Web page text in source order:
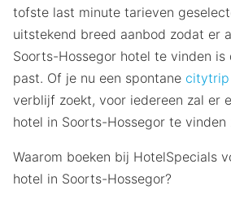
tofste last minute tarieven
uitstekend breed aanbod zodat er
Soorts-Hossegor hotel te vinden is
past. Of je nu een spontane citytrip
verblijf zoekt, voor iedereen zal er
hotel in Soorts-Hossegor te vinden
Waarom boeken bij HotelSpecials
hotel in Soorts-Hossegor?